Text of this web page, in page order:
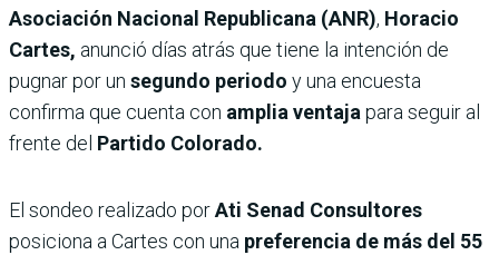
Asociación Nacional Republicana (ANR), Horacio
Cartes, anunció días atrás que tiene la intención de
pugnar por un segundo periodo y una encuesta
confirma que cuenta con amplia ventaja para seguir al
frente del Partido Colorado.
El sondeo realizado porAti Senad Consultores
posiciona a Cartes con una preferencia de más del 55